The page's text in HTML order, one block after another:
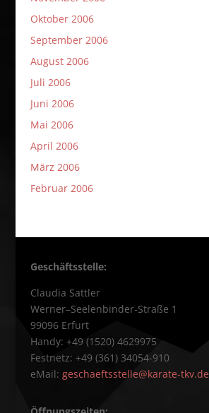
Oktober 2006
September 2006
August 2006
Juli 2006
Juni 2006
Mai 2006
April 2006
März 2006
Februar 2006
Geschäftsstelle:
Claudia Sattler
Werner–Seelenbinder-Straße 1
99096 Erfurt
Handy: +49 (1520) 4629975
Festnetz: +49 (361) 34054-910
eMail: geschaeftsstelle@karate-tkv.de